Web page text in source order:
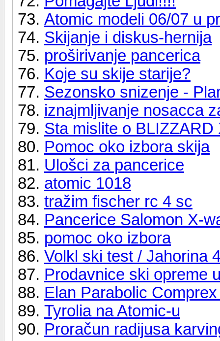
Atomic modeli 06/07 u
Skijanje i diskus-hernija
proširivanje pancerica
Koje su skije starije?
Sezonsko snizenje -
iznajmljivanje nosacca
Sta mislite o BLIZZARD
Pomoc oko izbora skija
Ulošci za pancerice
atomic 1018
tražim fischer rc 4 sc
Pancerice Salomon X-
pomoc oko izbora
Volkl ski test / Jahorina
Prodavnice ski opreme
Elan Parabolic
Tyrolia na Atomic-u
Proračun radijusa